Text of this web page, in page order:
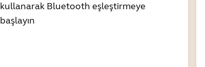
kullanarak Bluetooth eşleştirmeye
başlayın